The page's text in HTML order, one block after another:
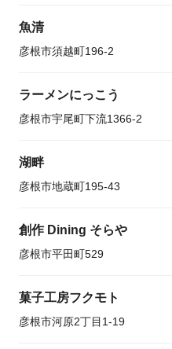
魚清
彦根市須越町196-2
ラーメンにっこう
彦根市宇尾町下流1366‐2
湖畔
彦根市地蔵町195-43
創作 Dining そらや
彦根市平田町529
菓子工房フクモト
彦根市河原2丁目1-19